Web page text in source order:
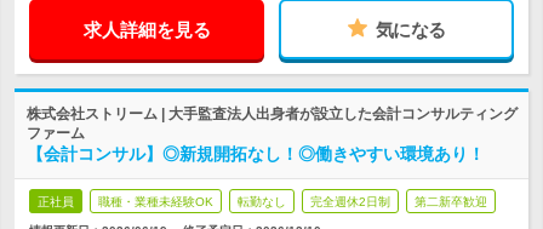
求人詳細を見る 気になる
株式会社ストリーム | 大手監査法人出身者が設立した会計コンサルティング
ファーム
【会計コンサル】◎新規開拓なし！◎働きやすい環境あり！
正社員 職種・業種未経験OK 転勤なし 完全週休2日制 第二新卒歓迎